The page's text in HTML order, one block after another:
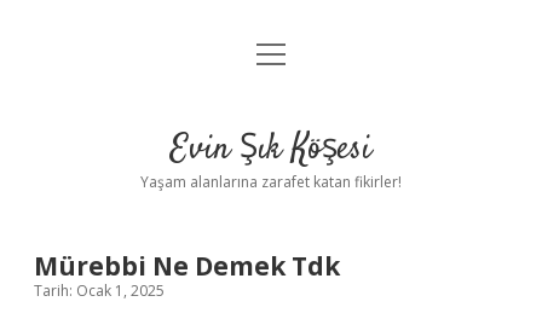
Anasayfa
Yasal Uyarı
menüyü
Evin Şık Köşesi
Yaşam alanlarına zarafet katan fikirler!
Mürebbi Ne Demek Tdk
Tarih: Ocak 1, 2025